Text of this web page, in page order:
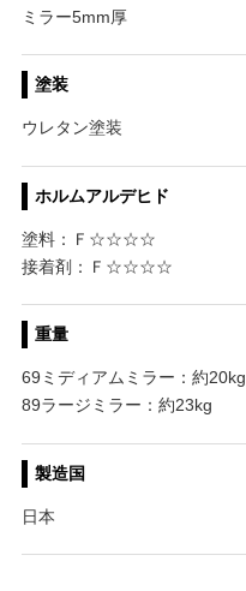
ミラー5mm厚
塗装
ウレタン塗装
ホルムアルデヒド
塗料：Ｆ☆☆☆☆
接着剤：Ｆ☆☆☆☆
重量
69ミディアムミラー：約20kg
89ラージミラー：約23kg
製造国
日本